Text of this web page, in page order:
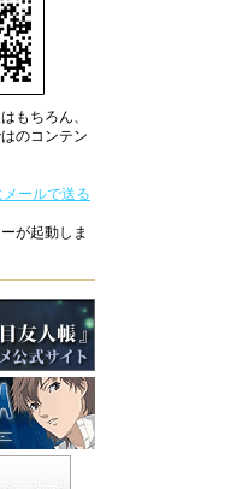
もちろん、
のコンテン
ールで送る
が起動しま